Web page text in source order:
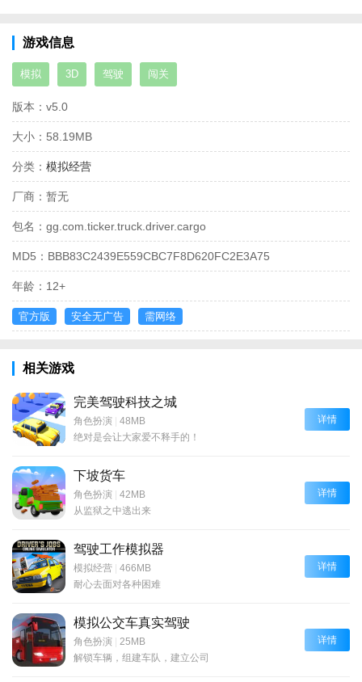
游戏信息
模拟 3D 驾驶 闯关
版本： v5.0
大小： 58.19MB
分类： 模拟经营
厂商： 暂无
包名： gg.com.ticker.truck.driver.cargo
MD5： BBB83C2439E559CBC7F8D620FC2E3A75
年龄： 12+
官方版 安全无广告 需网络
相关游戏
完美驾驶科技之城
角色扮演 | 48MB
绝对是会让大家爱不释手的！
详情
下坡货车
角色扮演 | 42MB
从监狱之中逃出来
详情
驾驶工作模拟器
模拟经营 | 466MB
耐心去面对各种困难
详情
模拟公交车真实驾驶
角色扮演 | 25MB
解锁车辆，组建车队，建立公司
详情